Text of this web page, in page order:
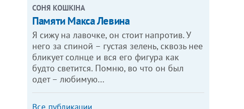
СОНЯ КОШКІНА
Памяти Макса Левина
Я сижу на лавочке, он стоит напротив. У
него за спиной – густая зелень, сквозь нее
бликует солнце и вся его фигура как
будто светится. Помню, во что он был
одет – любимую…